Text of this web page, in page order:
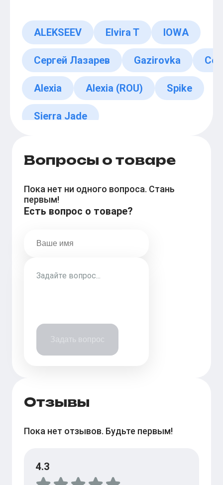
ALEKSEEV Elvira T IOWA
Сергей Лазарев Gazirovka
Alexia Alexia (ROU) Spike
Sierra Jade
Вопросы о товаре
Пока нет ни одного вопроса. Стань
первым!
Есть вопрос о товаре?
Задать вопрос
Отзывы
Пока нет отзывов. Будьте первым!
4.3